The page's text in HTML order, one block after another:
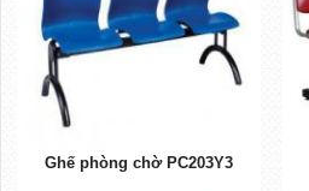
Ghế phòng chờ PC203Y3